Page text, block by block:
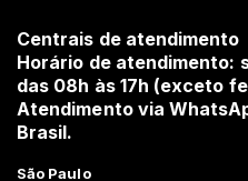
Centrais de atendimento
Horário de atendimento:
das 08h às 17h (exceto
Atendimento via
Brasil.
São Paulo